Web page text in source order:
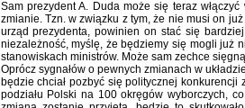
Sam prezydent A. Duda może się teraz
zmianie. Tzn. w związku z tym, że nie musi on
urząd prezydenta, powinien on stać się
niezależność, myślę, że będziemy się mogli już
stanowiskach ministrów. Może sam zechce
Oprócz sygnałów o pewnych zmianach w
będzie chciał pozbyć się politycznej
podziału Polski na 100 okręgów wyborczych,